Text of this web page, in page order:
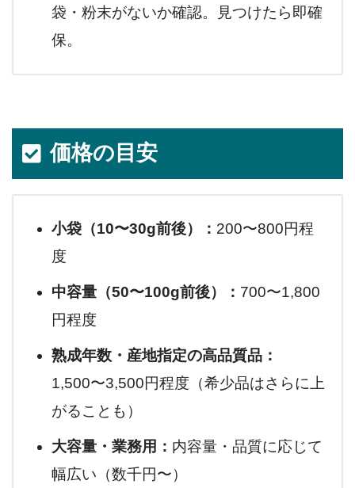
袋・粉末がないか確認。見つけたら即確
保。
価格の目安
小袋（10〜30g前後）： 200〜800円程
度
中容量（50〜100g前後）： 700〜1,800
円程度
熟成年数・産地指定の高品質品：
1,500〜3,500円程度（希少品はさらに上
がることも）
大容量・業務用： 内容量・品質に応じて
幅広い（数千円〜）